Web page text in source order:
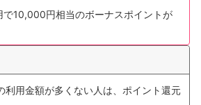
10,000円相当のボーナスポイントが
利用金額が多くない人は、ポイント還元